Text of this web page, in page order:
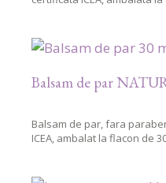
Balsam de par
Balsam de par, fara
ICEA, ambalat la flacon de